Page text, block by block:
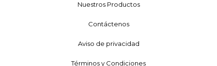
Nuestros Productos
Contáctenos
Aviso de privacidad
Términos y Condiciones